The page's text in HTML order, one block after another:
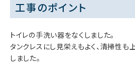
工事のポイント
トイレの手洗い器をなくしました。
タンクレスにし見栄えもよく、清掃性も
しました。